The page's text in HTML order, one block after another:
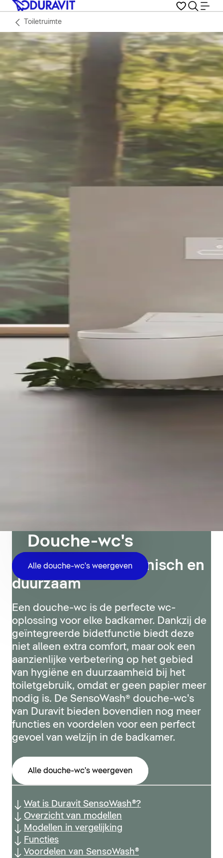
Toiletruimte
Douche-wc's
Alle douche-wc's weergeven
Comfortabel, hygiënisch en
duurzaam
Een douche-wc is de perfecte wc-
oplossing voor elke badkamer. Dankzij de
geïntegreerde bidetfunctie biedt deze
niet alleen extra comfort, maar ook een
aanzienlijke verbetering op het gebied
van hygiëne en duurzaamheid bij het
toiletgebruik, omdat er geen papier meer
nodig is. De SensoWash® douche-wc's
van Duravit bieden bovendien nog meer
functies en voordelen voor een perfect
gevoel van welzijn in de badkamer.
Alle douche-wc's weergeven
Wat is Duravit SensoWash®?
Overzicht van modellen
Modellen in vergelijking
Functies
Voordelen van SensoWash®